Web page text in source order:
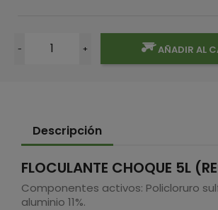
- + AÑADIR AL
Descripción
FLOCULANTE CHOQUE 5L
Componentes activos: Policloruro
aluminio 11%.